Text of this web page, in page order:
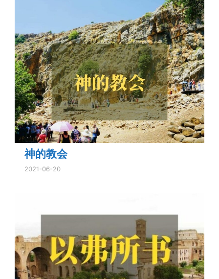
神的教会
2021-06-20